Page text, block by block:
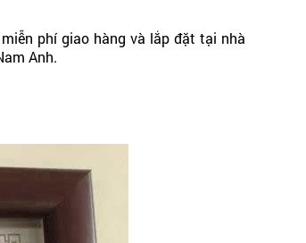
phí giao hàng và lắp đặt tại nhà
Anh.